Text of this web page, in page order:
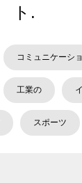
ト.
コミュニケーシ
工業の
スポーツ